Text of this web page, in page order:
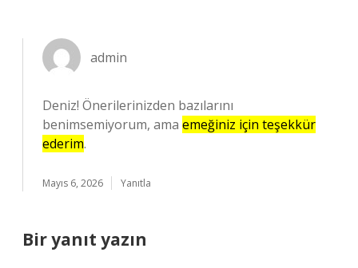
admin
Deniz! Önerilerinizden bazılarını
benimsemiyorum, ama emeğiniz için teşekkür
ederim.
Mayıs 6, 2026 Yanıtla
Bir yanıt yazın